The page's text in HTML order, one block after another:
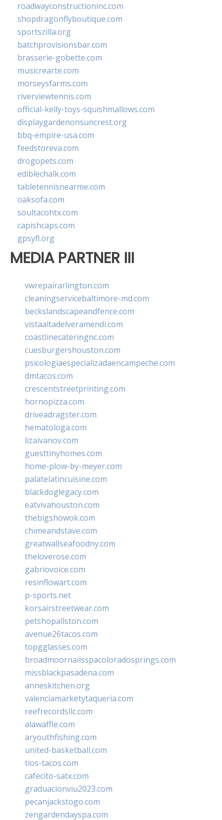
roadwayconstructioninc.com
shopdragonflyboutique.com
sportszilla.org
batchprovisionsbar.com
brasserie-gobette.com
musicrearte.com
morseysfarms.com
riverviewtennis.com
official-kelly-toys-squishmallows.com
displaygardenonsuncrest.org
bbq-empire-usa.com
feedstoreva.com
drogopets.com
ediblechalk.com
tabletennisnearme.com
oaksofa.com
soultacohtx.com
capishcaps.com
gpsyfl.org
MEDIA PARTNER III
vwrepairarlington.com
cleaningservicebaltimore-md.com
beckslandscapeandfence.com
vistaaltadelveramendi.com
coastlinecateringnc.com
cuesburgershouston.com
psicologiaespecializadaencampeche.com
dmtacos.com
crescentstreetprinting.com
hornopizza.com
driveadragster.com
hematologa.com
lizaivanov.com
guesttinyhomes.com
home-plow-by-meyer.com
palatelatincuisine.com
blackdoglegacy.com
eatvivahouston.com
thebigshowok.com
chimeandstave.com
greatwallseafoodny.com
theloverose.com
gabriovoice.com
resinflowart.com
p-sports.net
korsairstreetwear.com
petshopallston.com
avenue26tacos.com
topgglasses.com
broadmoornailsspacoloradosprings.com
missblackpasadena.com
anneskitchen.org
valenciamarketytaqueria.com
reefrecordsllc.com
alawaffle.com
aryouthfishing.com
united-basketball.com
tios-tacos.com
cafecito-satx.com
graduacionviu2023.com
pecanjackstogo.com
zengardendayspa.com